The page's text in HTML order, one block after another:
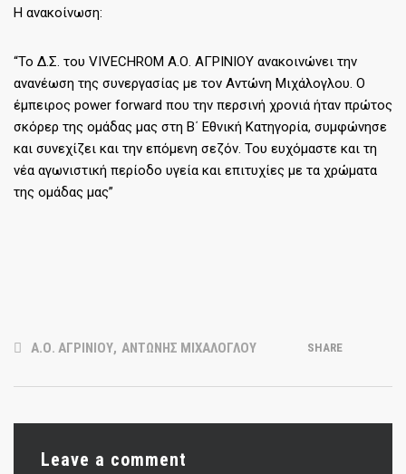
Η ανακοίνωση:
“Το Δ.Σ. του VIVECHROM Α.Ο. ΑΓΡΙΝΙΟΥ ανακοινώνει την
ανανέωση της συνεργασίας με τον Αντώνη Μιχάλογλου. Ο
έμπειρος power forward που την περσινή χρονιά ήταν πρώτος
σκόρερ της ομάδας μας στη Β΄ Εθνική Κατηγορία, συμφώνησε
και συνεχίζει και την επόμενη σεζόν. Του ευχόμαστε και τη
νέα αγωνιστική περίοδο υγεία και επιτυχίες με τα χρώματα
της ομάδας μας”
Α.Ο. ΑΓΡΙΝΙΟΥ, ΑΝΤΩΝΗΣ ΜΙΧΑΛΟΓΛΟΥ SHARE
Leave a comment